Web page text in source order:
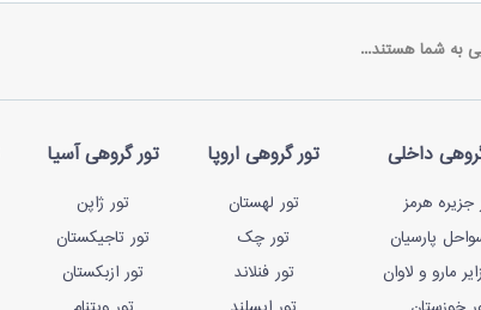
به شما هستند...
داخلی
جزیره هرمز
پارسیان
مارو و لاوان
تور گروهی اروپا
تور لهستان
تور چک
تور فنلاند
تور گروهی آسیا
تور ژاپن
تور تاجیکستان
تور ازبکستان